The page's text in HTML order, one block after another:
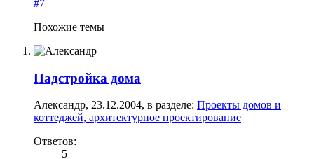
#7
Похожие темы
Надстройка дома
Александр, 23.12.2004, в разделе: Проекты домов и
коттеджей, архитектурное проектирование
Ответов:
5